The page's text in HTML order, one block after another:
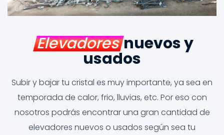
Elevadoresnuevos y
usados
Subir y bajar tu cristal es muy importante, ya sea en
temporada de calor, frio, lluvias, etc. Por eso con
nosotros podrás encontrar una gran cantidad de
elevadores nuevos o usados según sea tu